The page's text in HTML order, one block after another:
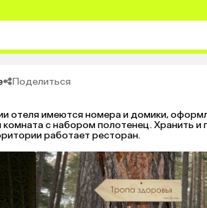
Поделиться
отеля имеются номера и домики,
с набором полотенец. Хранить
работает ресторан.